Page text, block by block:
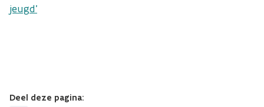
jeugd'
Deel deze pagina: